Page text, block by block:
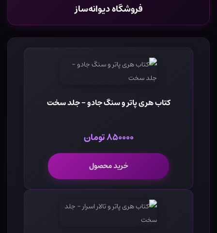
فروشگاه دیوانه‌ساز
کتاب هری پاتر و سنگ جادو - جلد سخت
۸۵۰۰۰۰ تومان
خرید محصول